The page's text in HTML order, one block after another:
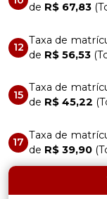
de R$ 67,83
12
Taxa de
de R$ 56,53
15
Taxa de
de R$ 45,22
17
Taxa de
de R$ 39,90